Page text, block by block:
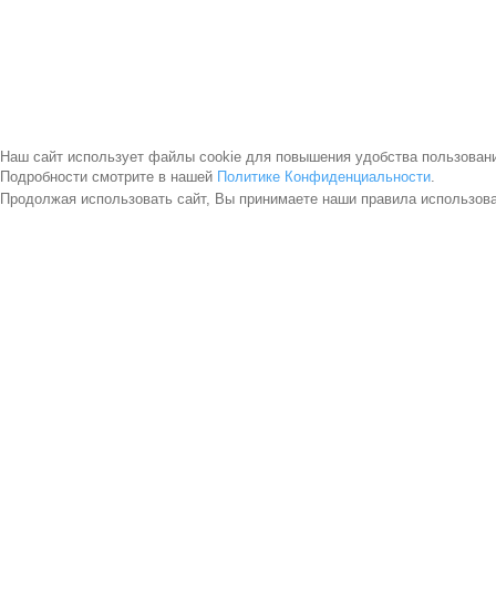
Наш сайт использует файлы cookie для повышения удобства
Подробности смотрите в нашей Политике Конфиденциальности.
Продолжая использовать сайт, Вы принимаете наши правила